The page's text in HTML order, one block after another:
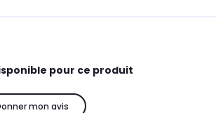
pour ce produit
mon avis